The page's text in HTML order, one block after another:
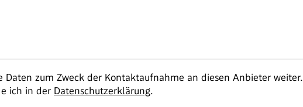
Daten zum Zweck der Kontaktaufnahme an diesen Anbieter weiter.
ich in der Datenschutzerklärung.